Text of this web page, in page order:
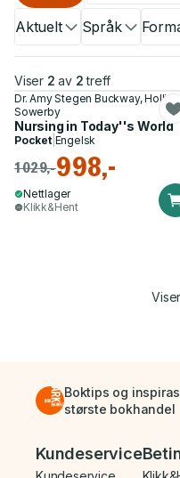
Aktuelt Språk
Viser 2 av 2 treff
Dr. Amy Stegen Buckway, Holli
Sowerby
Nursing in Today''s World
Pocket| Engelsk
1 029,-998,-
Nettlager
Klikk&Hent
Viser
Boktips og
største bokhandel
Bunnmeny
Kundeservice